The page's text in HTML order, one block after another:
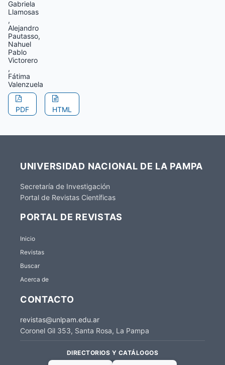
Gabriela
Llamosas
,
Alejandro
Pautasso,
Nahuel
Pablo
Victorero
,
Fátima
Valenzuela
PDF HTML
UNIVERSIDAD NACIONAL DE LA PAMPA
Secretaría de Investigación
Portal de Revistas Científicas
PORTAL DE REVISTAS
Inicio
Revistas
Buscar
Acerca de
CONTACTO
revistas@unlpam.edu.ar
Coronel Gil 353, Santa Rosa, La Pampa
DIRECTORIOS Y CATÁLOGOS